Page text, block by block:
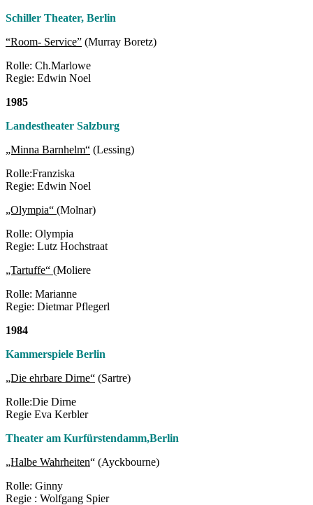
Schiller Theater, Berlin
“Room- Service” (Murray Boretz)
Rolle: Ch.Marlowe
Regie: Edwin Noel
1985
Landestheater Salzburg
„Minna Barnhelm“ (Lessing)
Rolle:Franziska
Regie: Edwin Noel
„Olympia“ (Molnar)
Rolle: Olympia
Regie: Lutz Hochstraat
„Tartuffe“ (Moliere
Rolle: Marianne
Regie: Dietmar Pflegerl
1984
Kammerspiele Berlin
„Die ehrbare Dirne“ (Sartre)
Rolle:Die Dirne
Regie Eva Kerbler
Theater am Kurfürstendamm,Berlin
„Halbe Wahrheiten“ (Ayckbourne)
Rolle: Ginny
Regie : Wolfgang Spier